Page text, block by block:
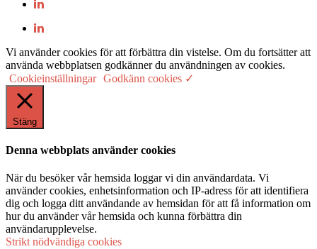
Vi använder cookies för att förbättra din vistelse. Om du fortsätter att
använda webbplatsen godkänner du användningen av cookies.
Cookieinställningar Godkänn cookies ✓
Stäng
Denna webbplats använder cookies
När du besöker vår hemsida loggar vi din användardata. Vi
använder cookies, enhetsinformation och IP-adress för att identifiera
dig och logga ditt användande av hemsidan för att få information om
hur du använder vår hemsida och kunna förbättra din
användarupplevelse.
Strikt nödvändiga cookies